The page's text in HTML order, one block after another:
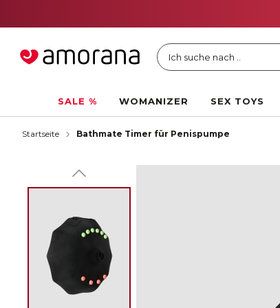
Ich suche nach ..
SALE % WOMANIZER SEX TOYS
Startseite Bathmate Timer für Penispumpe